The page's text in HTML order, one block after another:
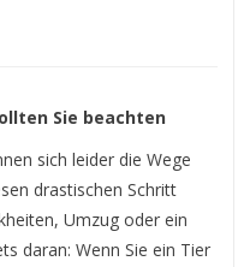
Sie beachten
sich leider die Wege
drastischen Schritt
Umzug oder ein
daran: Wenn Sie ein Tier